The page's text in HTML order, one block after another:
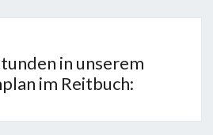
in unserem
im Reitbuch: